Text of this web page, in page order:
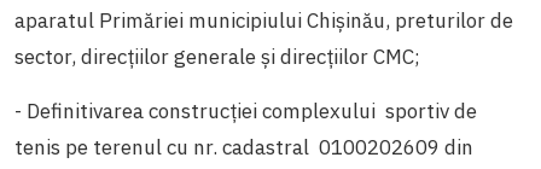
aparatul Primăriei municipiului Chişinău, preturilor de
sector, direcţiilor generale şi direcţiilor CMC;
- Definitivarea construcției complexului sportiv de
tenis pe terenul cu nr. cadastral 0100202609 din